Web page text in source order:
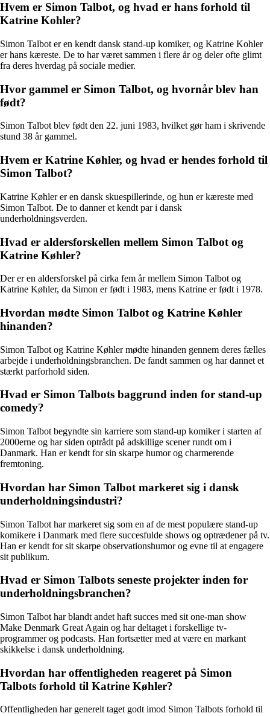
Hvem er Simon Talbot, og hvad er hans forhold til
Katrine Kohler?
Simon Talbot er en kendt dansk stand-up komiker, og Katrine Kohler
er hans kæreste. De to har været sammen i flere år og deler ofte glimt
fra deres hverdag på sociale medier.
Hvor gammel er Simon Talbot, og hvornår blev han
født?
Simon Talbot blev født den 22. juni 1983, hvilket gør ham i skrivende
stund 38 år gammel.
Hvem er Katrine Køhler, og hvad er hendes forhold til
Simon Talbot?
Katrine Køhler er en dansk skuespillerinde, og hun er kæreste med
Simon Talbot. De to danner et kendt par i dansk
underholdningsverden.
Hvad er aldersforskellen mellem Simon Talbot og
Katrine Køhler?
Der er en aldersforskel på cirka fem år mellem Simon Talbot og
Katrine Køhler, da Simon er født i 1983, mens Katrine er født i 1978.
Hvordan mødte Simon Talbot og Katrine Køhler
hinanden?
Simon Talbot og Katrine Køhler mødte hinanden gennem deres fælles
arbejde i underholdningsbranchen. De fandt sammen og har dannet et
stærkt parforhold siden.
Hvad er Simon Talbots baggrund inden for stand-up
comedy?
Simon Talbot begyndte sin karriere som stand-up komiker i starten af
2000erne og har siden optrådt på adskillige scener rundt om i
Danmark. Han er kendt for sin skarpe humor og charmerende
fremtoning.
Hvordan har Simon Talbot markeret sig i dansk
underholdningsindustri?
Simon Talbot har markeret sig som en af de mest populære stand-up
komikere i Danmark med flere succesfulde shows og optrædener på tv.
Han er kendt for sit skarpe observationshumor og evne til at engagere
sit publikum.
Hvad er Simon Talbots seneste projekter inden for
underholdningsbranchen?
Simon Talbot har blandt andet haft succes med sit one-man show
Make Denmark Great Again og har deltaget i forskellige tv-
programmer og podcasts. Han fortsætter med at være en markant
skikkelse i dansk underholdning.
Hvordan har offentligheden reageret på Simon
Talbots forhold til Katrine Køhler?
Offentligheden har generelt taget godt imod Simon Talbots forhold til